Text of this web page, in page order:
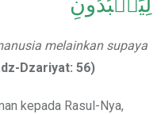
melainkan supaya
Dzariyat: 56)
kepada Rasul-Nya,